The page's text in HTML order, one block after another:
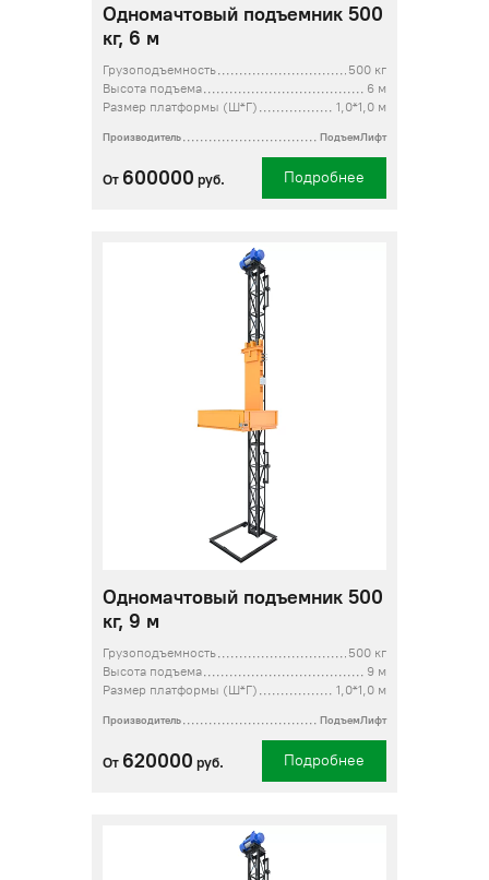
Одномачтовый подъемник 500
кг, 6 м
Грузоподъемность
500 кг
Высота подъема
6 м
Размер платформы (Ш*Г)
1,0*1,0 м
Производитель ПодъемЛифт
От 600000 руб. Подробнее
Одномачтовый подъемник 500
кг, 9 м
Грузоподъемность
500 кг
Высота подъема
9 м
Размер платформы (Ш*Г)
1,0*1,0 м
Производитель ПодъемЛифт
От 620000 руб. Подробнее